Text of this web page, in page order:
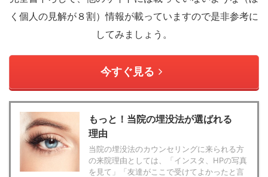
く個人の見解が８割）情報が載っていますので是非参考に
してみましょう。
今すぐ見る
もっと！当院の埋没法が選ばれる
理由
当院の埋没法のカウンセリングに来られる方
の来院理由としては、「インスタ、HPの写真
を見て」「友達がここで受けてよかったと言